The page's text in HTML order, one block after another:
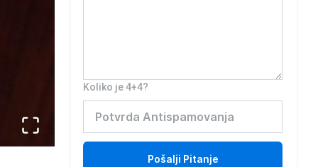
Koliko je 4+4?
Pošalji Pitanje